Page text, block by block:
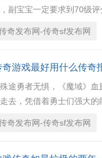
副宝宝一定要求到70级
奇发布网-传奇sf发布网
奇游戏最好用什么传奇
途勇者无惧，《魔域》
去，凭借着勇士们强大
奇发布网-传奇sf发布网